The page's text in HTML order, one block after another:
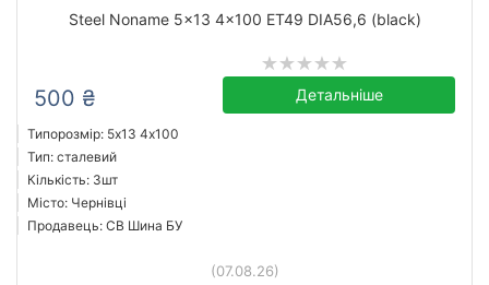
Steel Noname 5x13 4x100 ET49 DIA56,6 (black)
500 ₴ Детальніше
Типорозмір: 5x13 4х100
Тип: сталевий
Кількість: 3шт
Місто: Чернівці
Продавець: СВ Шина БУ
(07.08.26)